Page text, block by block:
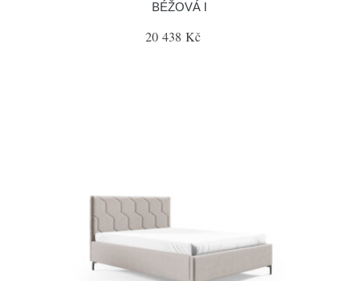
BÉŽOVÁ I
20 438 Kč